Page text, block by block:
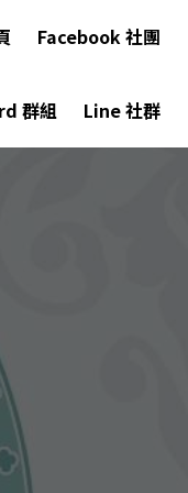
Facebook 社團
群組 Line 社群